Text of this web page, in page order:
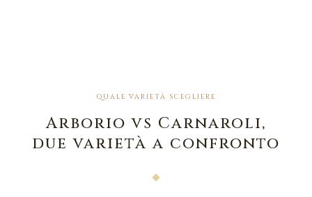
QUALE VARIETÀ SCEGLIERE
Arborio vs Carnaroli,
due varietà a confronto